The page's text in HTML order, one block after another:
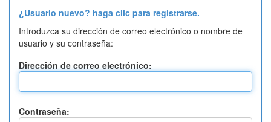
¿Usuario nuevo? haga clic para registrarse.
Introduzca su dirección de correo electrónico o nombre de
usuario y su contraseña:
Dirección de correo electrónico:
Contraseña: